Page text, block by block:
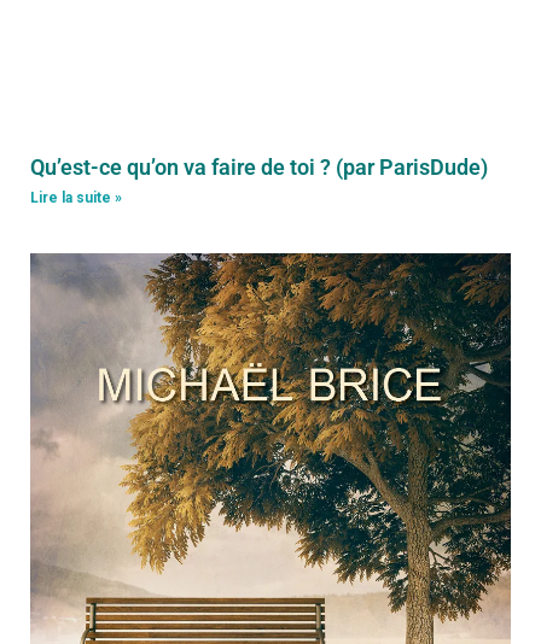
Qu’est-ce qu’on va faire de toi ? (par ParisDude)
Lire la suite »